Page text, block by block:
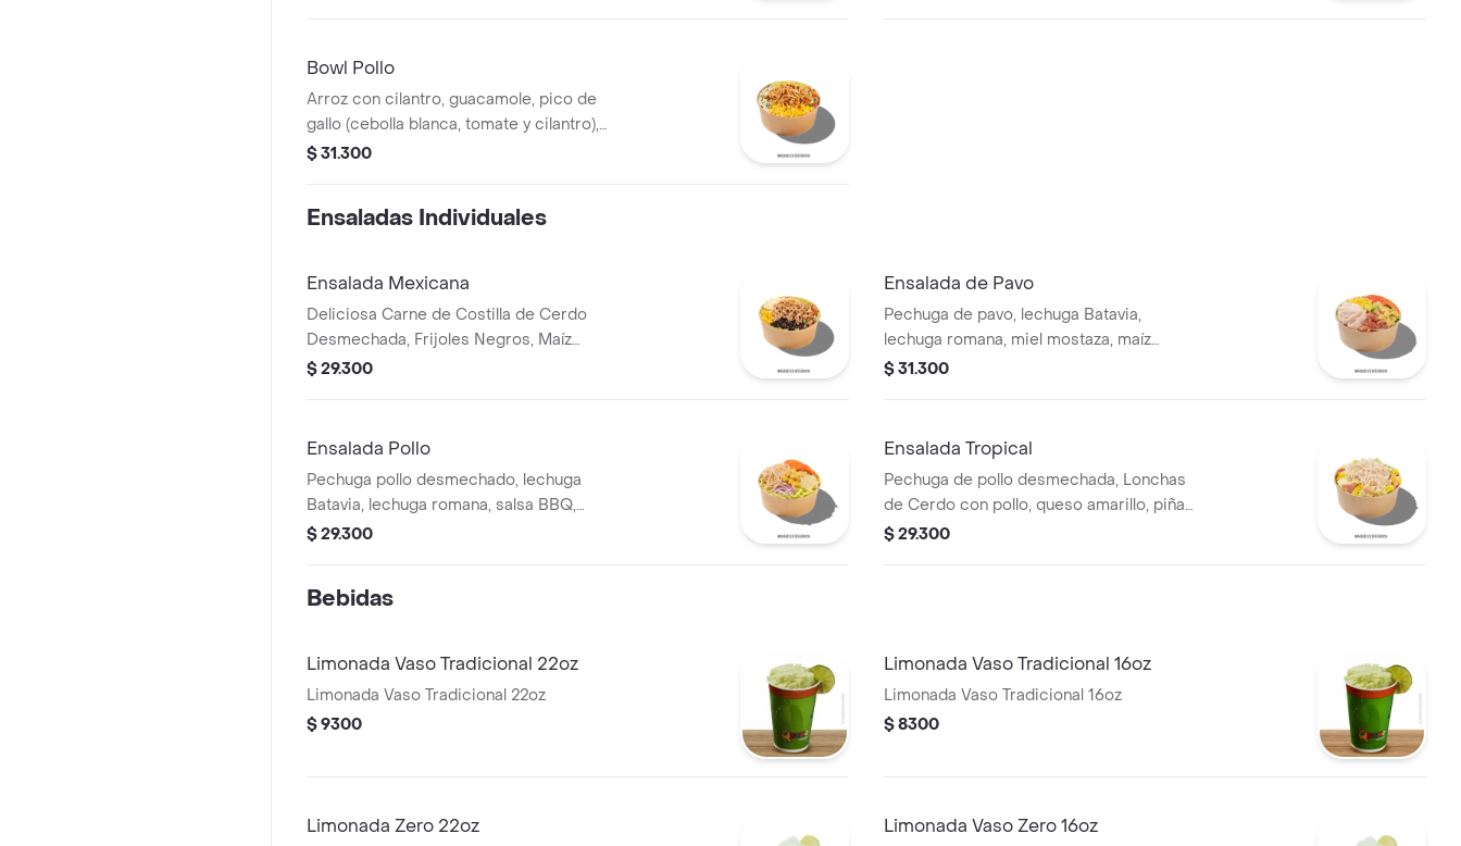
Bowl Pollo
Arroz con cilantro, guacamole, pico de
gallo (cebolla blanca, tomate y cilantro),
maíz tierno, hogo y pechuga de pollo
$ 31.300
Ensaladas Individuales
Ensalada Mexicana
Deliciosa Carne de Costilla de Cerdo
Desmechada, Frijoles Negros, Maíz
tierno, Queso mozzarella, Guacamole,
$ 29.300
Ensalada de Pavo
Pechuga de pavo, lechuga Batavia,
lechuga romana, miel mostaza, maíz
tierno, tomate chonto, croutones y
$ 31.300
Ensalada Pollo
Pechuga pollo desmechado, lechuga
Batavia, lechuga romana, salsa BBQ,
tomate chonto, queso mozzarella, cebolla
$ 29.300
Ensalada Tropical
Pechuga de pollo desmechada, Lonchas
de Cerdo con pollo, queso amarillo, piña
calada, lechuga batavia y mayonesa.
$ 29.300
Bebidas
Limonada Vaso Tradicional 22oz
Limonada Vaso Tradicional 22oz
$ 9300
Limonada Vaso Tradicional 16oz
Limonada Vaso Tradicional 16oz
$ 8300
Limonada Zero 22oz Limonada Vaso Zero 16oz